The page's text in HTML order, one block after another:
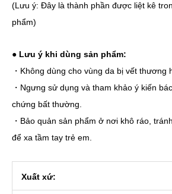
(Lưu ý: Đây là thành phần được liệt kê
phẩm)
● Lưu ý khi dùng sản phẩm:
・Không dùng cho vùng da bị vết thương
・Ngưng sử dụng và tham khảo ý kiến
chứng bất thường.
・Bảo quản sản phẩm ở nơi khô ráo,
để xa tầm tay trẻ em.
Xuất xứ: